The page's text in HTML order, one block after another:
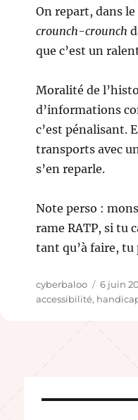
On repart, dans
crounch-crounch
que c’est un
Moralité de
d’informations
c’est pénalisant.
transports avec
s’en reparle.
Note perso :
rame RATP, si tu
tant qu’à faire,
Auteur
cyberbaloo
Publié
le
6 juin
accessibilité,